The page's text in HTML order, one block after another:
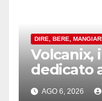
DIRE, BERE,
Volcanix,
dedicato
è nato a
AGO 6, 2026